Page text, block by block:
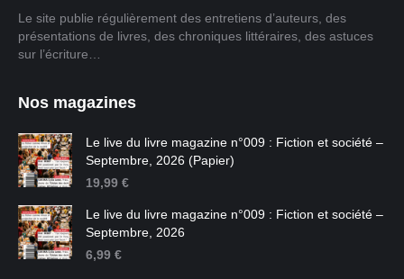
Le site publie régulièrement des entretiens d’auteurs, des
présentations de livres, des chroniques littéraires, des astuces
sur l’écriture…
Nos magazines
Le live du livre magazine n°009 : Fiction et société –
Septembre, 2026 (Papier)
19,99 €
Le live du livre magazine n°009 : Fiction et société –
Septembre, 2026
6,99 €